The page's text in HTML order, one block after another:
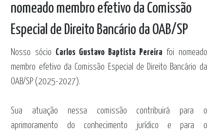
nomeado membro efetivo da Comissão
Especial de Direito Bancário da OAB/SP
Nosso sócio Carlos Gustavo Baptista Pereira foi nomeado
membro efetivo da Comissão Especial de Direito Bancário da
OAB/SP (2025-2027).
Sua atuação nessa comissão contribuirá para o
aprimoramento do conhecimento jurídico e para o